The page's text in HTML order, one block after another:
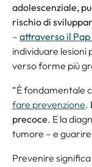
adolescenziale,
rischio di
– attraverso il Pap
individuare
verso forme più
“È fondamentale
fare prevenzione.
precoce. E la
tumore – e
Prevenire